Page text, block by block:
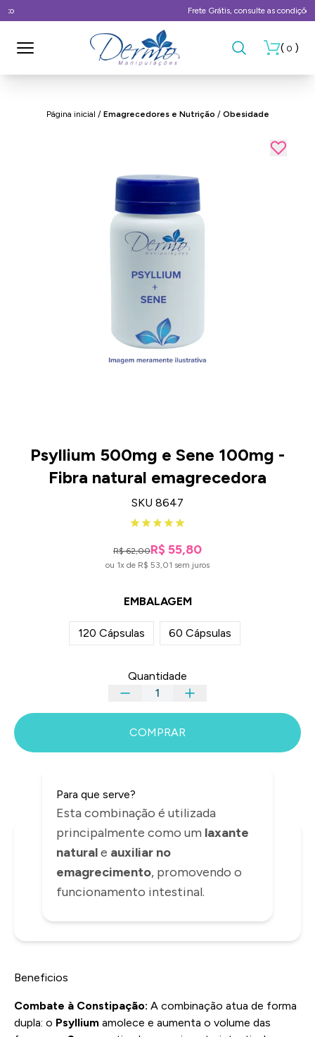
Frete Grátis, consulte as condições
( 0 )
Página inicial / Emagrecedores e Nutrição / Obesidade
Psyllium 500mg e Sene 100mg -
Fibra natural emagrecedora
SKU 8647
R$ 62,00R$ 55,80
ou 1x de R$ 53,01 sem juros
EMBALAGEM
120 Cápsulas 60 Cápsulas
Quantidade
COMPRAR
INFORMAÇÕES
Para que serve?
Esta combinação é utilizada
principalmente como um laxante
naturale auxiliar no
emagrecimento, promovendo o
funcionamento intestinal.
Beneficios
Combate à Constipação: A combinação atua de forma
dupla: o Psyllium amolece e aumenta o volume das